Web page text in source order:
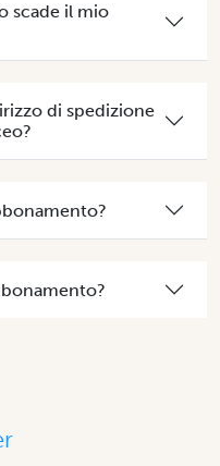
scade il mio
di spedizione